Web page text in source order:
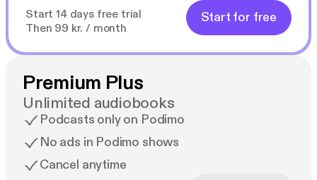
Start 14 days free trial
Then 99 kr. / month
Start for free
Premium Plus
Unlimited audiobooks
Podcasts only on Podimo
No ads in Podimo shows
Cancel anytime